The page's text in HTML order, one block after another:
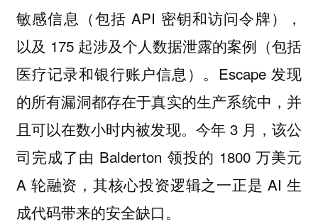
敏感信息（包括 API 密钥和访问令牌），
以及 175 起涉及个人数据泄露的案例（包括
医疗记录和银行账户信息）。Escape 发现
的所有漏洞都存在于真实的生产系统中，并
且可以在数小时内被发现。今年 3 月，该公
司完成了由 Balderton 领投的 1800 万美元
A 轮融资，其核心投资逻辑之一正是 AI 生
成代码带来的安全缺口。